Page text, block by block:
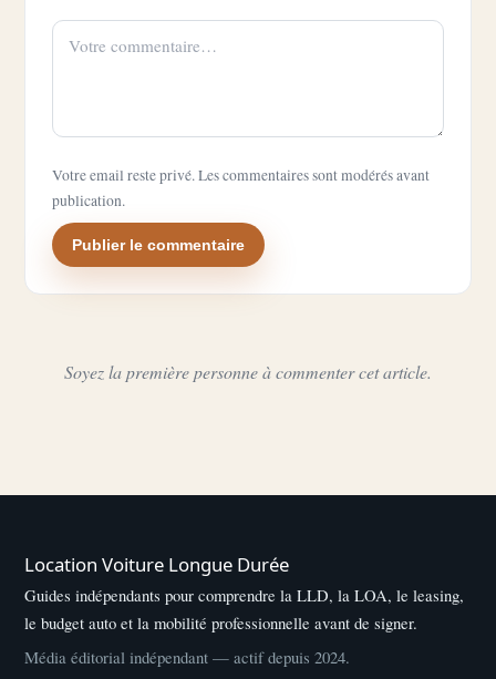
Votre email reste privé. Les commentaires sont modérés avant
publication.
Publier le commentaire
Soyez la première personne à commenter cet article.
Location Voiture Longue Durée
Guides indépendants pour comprendre la LLD, la LOA, le leasing,
le budget auto et la mobilité professionnelle avant de signer.
Média éditorial indépendant — actif depuis 2024.